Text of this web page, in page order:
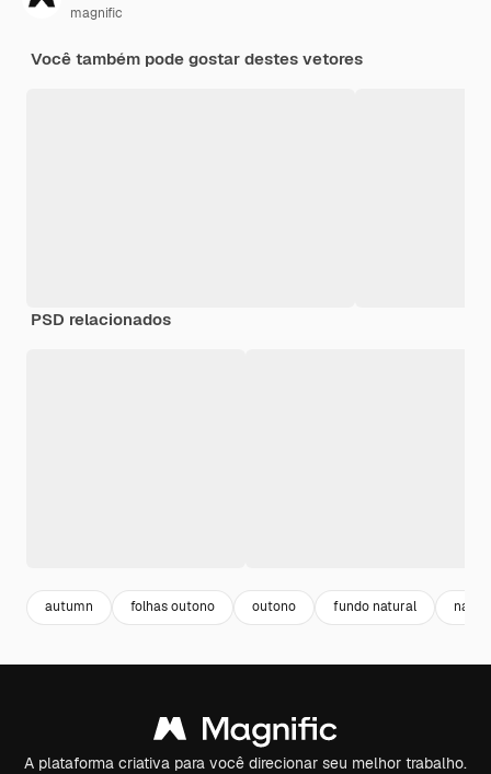
magnific
Você também pode gostar destes vetores
PSD relacionados
autumn folhas outono outono fundo natural
A plataforma criativa para você direcionar seu melhor trabalho.